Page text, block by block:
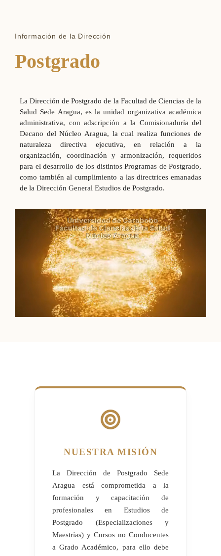
Información de la Dirección
Postgrado
La Dirección de Postgrado de la Facultad de Ciencias de la
Salud Sede Aragua, es la unidad organizativa académica
administrativa, con adscripción a la Comisionaduría del
Decano del Núcleo Aragua, la cual realiza funciones de
naturaleza directiva ejecutiva, en relación a la
organización, coordinación y armonización, requeridos
para el desarrollo de los distintos Programas de Postgrado,
como también al cumplimiento a las directrices emanadas
de la Dirección General Estudios de Postgrado.
NUESTRA MISIÓN
La Dirección de Postgrado Sede
Aragua está comprometida a la
formación y capacitación de
profesionales en Estudios de
Postgrado (Especializaciones y
Maestrías) y Cursos no Conducentes
a Grado Académico, para ello debe